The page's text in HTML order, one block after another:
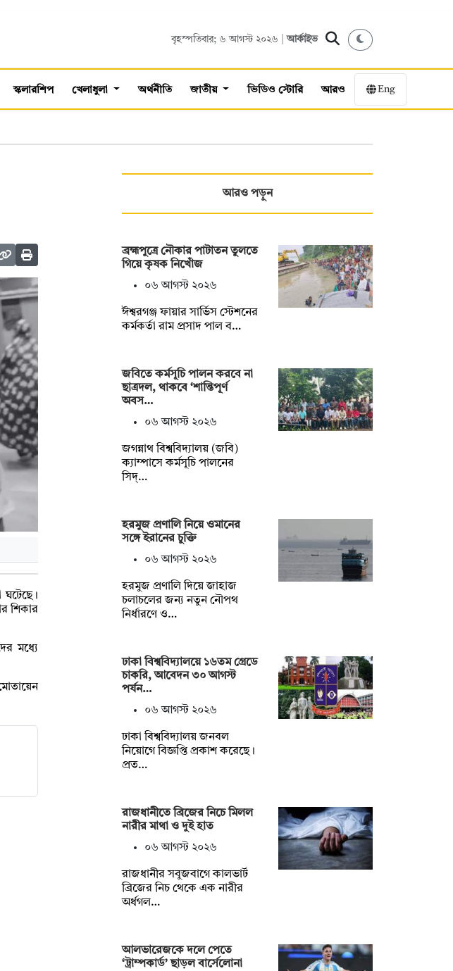
বৃহস্পতিবার; ৬ আগস্ট ২০২৬ |আর্কাইভ
স্কলারশিপ খেলাধুলা অর্থনীতি জাতীয় ভিডিও স্টোরি আরও Eng
ঘটেছে।
শিকার
মধ্যে
আরও পড়ুন
ব্রহ্মপুত্রে নৌকার পাটাতন তুলতে
গিয়ে কৃষক নিখোঁজ
০৬ আগস্ট ২০২৬
ঈশ্বরগঞ্জ ফায়ার সার্ভিস স্টেশনের
কর্মকর্তা রাম প্রসাদ পাল ব…
জবিতে কর্মসূচি পালন করবে না
ছাত্রদল, থাকবে ‘শান্তিপূর্ণ
অবস…
০৬ আগস্ট ২০২৬
জগন্নাথ বিশ্ববিদ্যালয় (জবি)
ক্যাম্পাসে কর্মসূচি পালনের
সিদ্…
হরমুজ প্রণালি নিয়ে ওমানের
সঙ্গে ইরানের চুক্তি
০৬ আগস্ট ২০২৬
হরমুজ প্রণালি দিয়ে জাহাজ
চলাচলের জন্য নতুন নৌপথ
নির্ধারণে ও…
ঢাকা বিশ্ববিদ্যালয়ে ১৬তম গ্রেডে
চাকরি, আবেদন ৩০ আগস্ট
পর্যন…
০৬ আগস্ট ২০২৬
ঢাকা বিশ্ববিদ্যালয় জনবল
নিয়োগে বিজ্ঞপ্তি প্রকাশ করেছে।
প্রত…
রাজধানীতে ব্রিজের নিচে মিলল
নারীর মাথা ও দুই হাত
০৬ আগস্ট ২০২৬
রাজধানীর সবুজবাগে কালভার্ট
ব্রিজের নিচ থেকে এক নারীর
অর্ধগল…
আলভারেজকে দলে পেতে
‘ট্রাম্পকার্ড’ ছাড়ল বার্সেলোনা